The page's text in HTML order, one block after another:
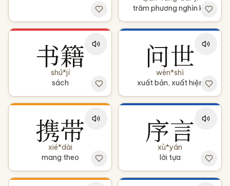
trăm phương nghìn kế
书籍
shū*jí
sách
问世
wèn*shì
xuất bản, xuất hiện
携带
xié*dài
mang theo
序言
xù*yán
lời tựa